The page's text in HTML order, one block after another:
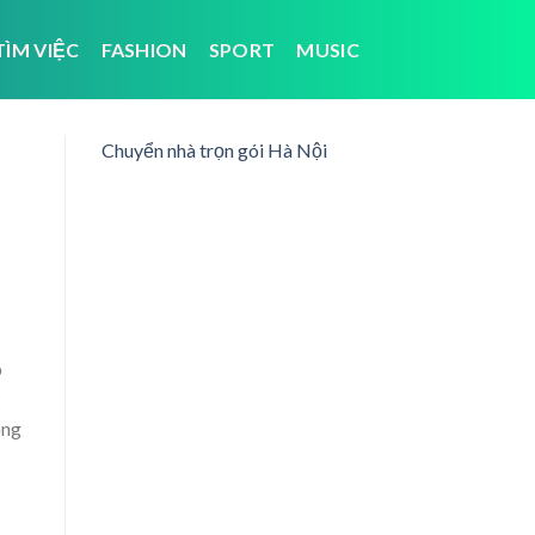
VIỆC FASHION SPORT MUSIC
Chuyển nhà trọn gói Hà Nội